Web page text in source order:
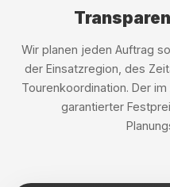
Wir planen jeden Auftrag
der Einsatzregion, des
Tourenkoordination. Der
garantierter